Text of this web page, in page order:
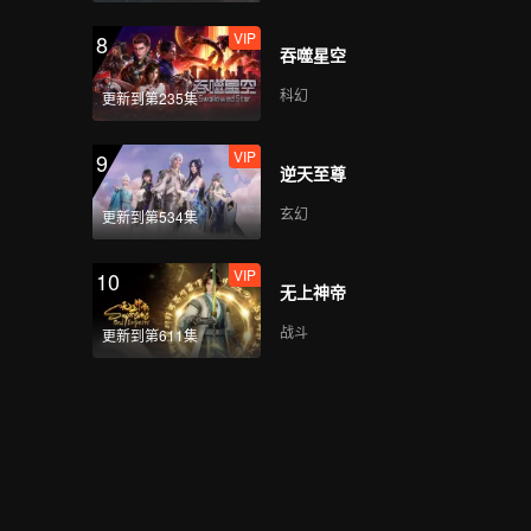
8
更新到第235集
VIP
吞噬星空
科幻
9
更新到第534集
VIP
逆天至尊
玄幻
10
更新到第611集
VIP
无上神帝
战斗